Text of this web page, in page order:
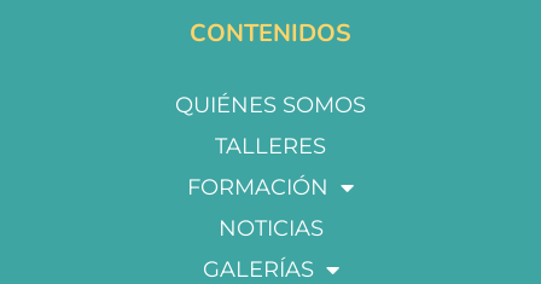
CONTENIDOS
QUIÉNES SOMOS
TALLERES
FORMACIÓN
NOTICIAS
GALERÍAS